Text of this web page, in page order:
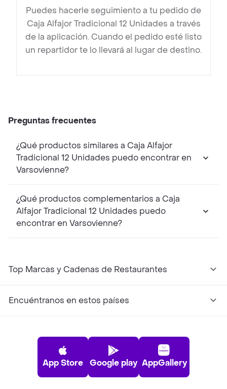
Puedes hacerle seguimiento a tu pedido de
Caja Alfajor Tradicional 12 Unidades a través
de la aplicación. Cuando el pedido esté listo
un repartidor te lo llevará al lugar de destino.
Preguntas frecuentes
¿Qué productos similares a Caja Alfajor
Tradicional 12 Unidades puedo encontrar en
Varsovienne?
¿Qué productos complementarios a Caja
Alfajor Tradicional 12 Unidades puedo
encontrar en Varsovienne?
Top Marcas y Cadenas de Restaurantes
Encuéntranos en estos países
App Store Google play AppGallery